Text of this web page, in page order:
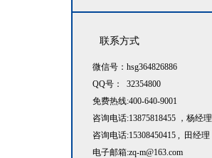
联系方式
微信号：hsg364826886
QQ号： 32354800
免费热线:400-640-9001
咨询电话:13875818455 ，杨经理
咨询电话:15308450415 , 田经理
电子邮箱:zq-m@163.com